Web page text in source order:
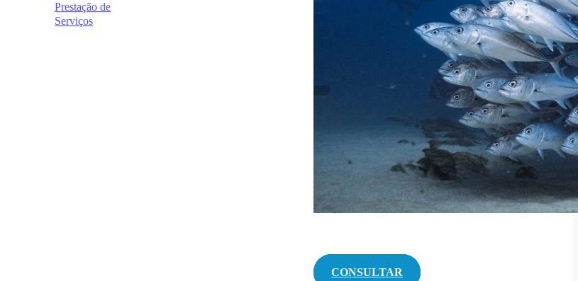
Prestação de
Serviços
CONSULTAR